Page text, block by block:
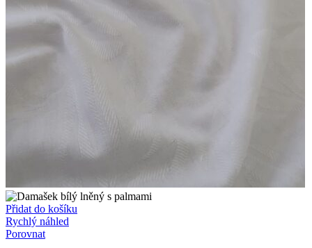
Přidat do košíku
Rychlý náhled
Porovnat